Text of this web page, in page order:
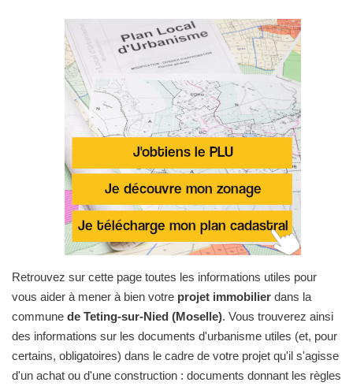
Retrouvez sur cette page toutes les informations utiles pour
vous aider à mener à bien votre projet immobilier dans la
commune de Teting-sur-Nied (Moselle). Vous trouverez ainsi
des informations sur les documents d'urbanisme utiles (et, pour
certains, obligatoires) dans le cadre de votre projet qu'il s'agisse
d'un achat ou d'une construction : documents donnant les règles